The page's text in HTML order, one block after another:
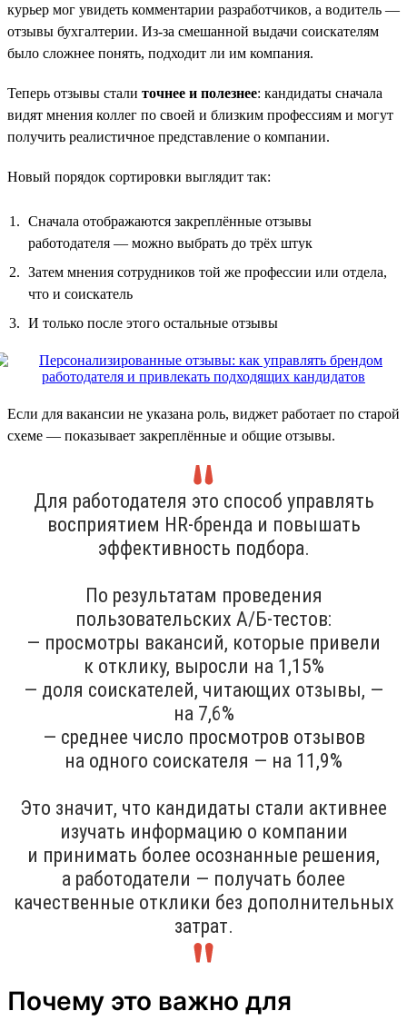
курьер мог увидеть комментарии разработчиков, а водитель —
отзывы бухгалтерии. Из-за смешанной выдачи соискателям
было сложнее понять, подходит ли им компания.
Теперь отзывы стали точнее и полезнее: кандидаты сначала
видят мнения коллег по своей и близким профессиям и могут
получить реалистичное представление о компании.
Новый порядок сортировки выглядит так:
Сначала отображаются закреплённые отзывы
работодателя — можно выбрать до трёх штук
Затем мнения сотрудников той же профессии или отдела,
что и соискатель
И только после этого остальные отзывы
Если для вакансии не указана роль, виджет работает по старой
схеме — показывает закреплённые и общие отзывы.
Для работодателя это способ управлять
восприятием HR-бренда и повышать
эффективность подбора.
По результатам проведения
пользовательских A/Б-тестов:
— просмотры вакансий, которые привели
к отклику, выросли на 1,15%
— доля соискателей, читающих отзывы, —
на 7,6%
— среднее число просмотров отзывов
на одного соискателя — на 11,9%
Это значит, что кандидаты стали активнее
изучать информацию о компании
и принимать более осознанные решения,
а работодатели — получать более
качественные отклики без дополнительных
затрат.
Почему это важно для